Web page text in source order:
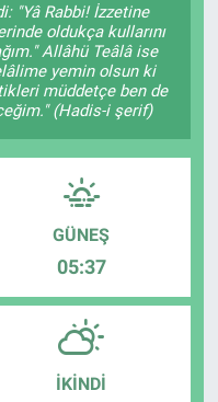
"Yâ Rabbi! İzzetine
oldukça kullarını
Allâhü Teâlâ ise
yemin olsun ki
müddetçe ben de
(Hadis-i şerif)
GÜNEŞ
05:37
İKINDI